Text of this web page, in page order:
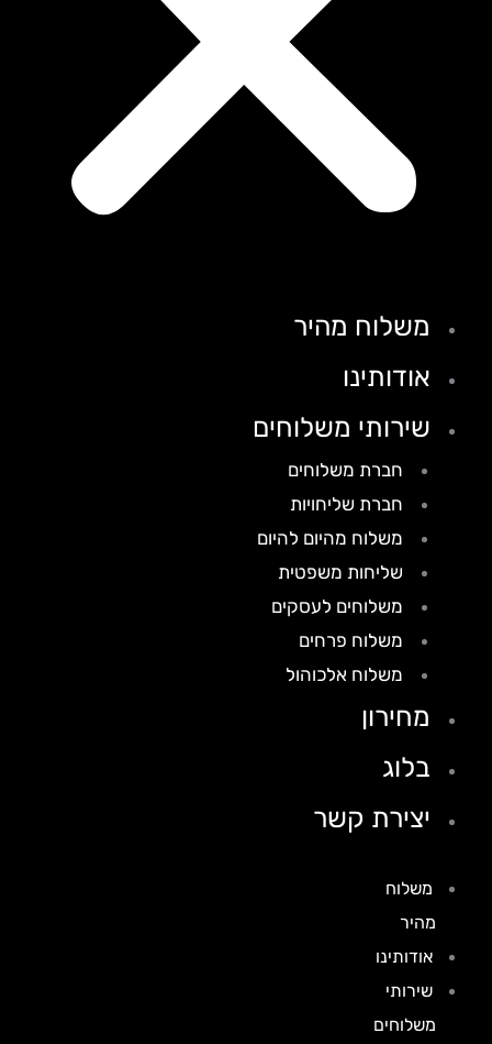
משלוח מהיר
אודותינו
שירותי משלוחים
חברת משלוחים
חברת שליחויות
משלוח מהיום להיום
שליחות משפטית
משלוחים לעסקים
משלוח פרחים
משלוח אלכוהול
מחירון
בלוג
יצירת קשר
משלוח
אודותינו
שירותי
משלוחים